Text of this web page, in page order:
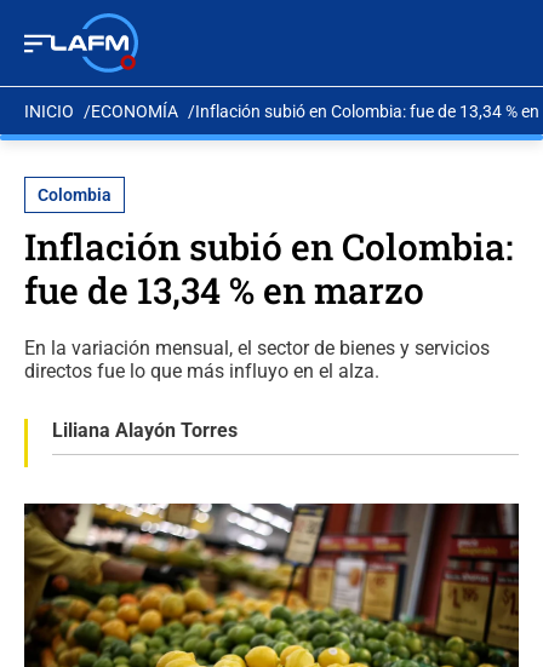
INICIO ECONOMÍA Inflación subió en Colombia: fue de 13,34 %
Colombia
Inflación subió en Colombia:
fue de 13,34 % en marzo
En la variación mensual, el sector de bienes y servicios
directos fue lo que más influyo en el alza.
Liliana Alayón Torres